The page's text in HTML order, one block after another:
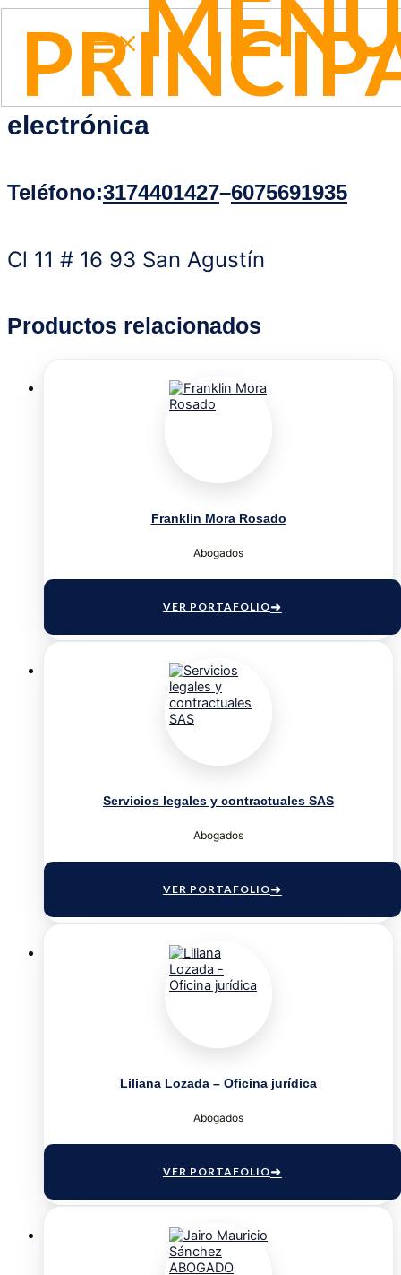
Ir
contenido
MAIN
Ocaña Norte Santander/Seguridad
/ Turbo Tec
Seguridad electrónica
Turbo Tec Seguridad
electrónica
Teléfono:3174401427–6075691935
Cl 11 # 16 93 San Agustín
Productos relacionados
Franklin Mora Rosado
Abogados
VER PORTAFOLIO
Servicios legales y contractuales SAS
Abogados
VER PORTAFOLIO
Liliana Lozada – Oficina jurídica
Abogados
VER PORTAFOLIO